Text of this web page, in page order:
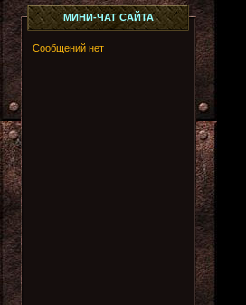
МИНИ-ЧАТ САЙТА